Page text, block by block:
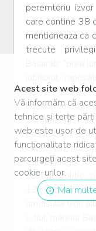
Acest site web
Vă informăm că
tehnice și terțe
web este ușor de
funcționalitate
parcurgeți acest
cookie-urilor.
Mai